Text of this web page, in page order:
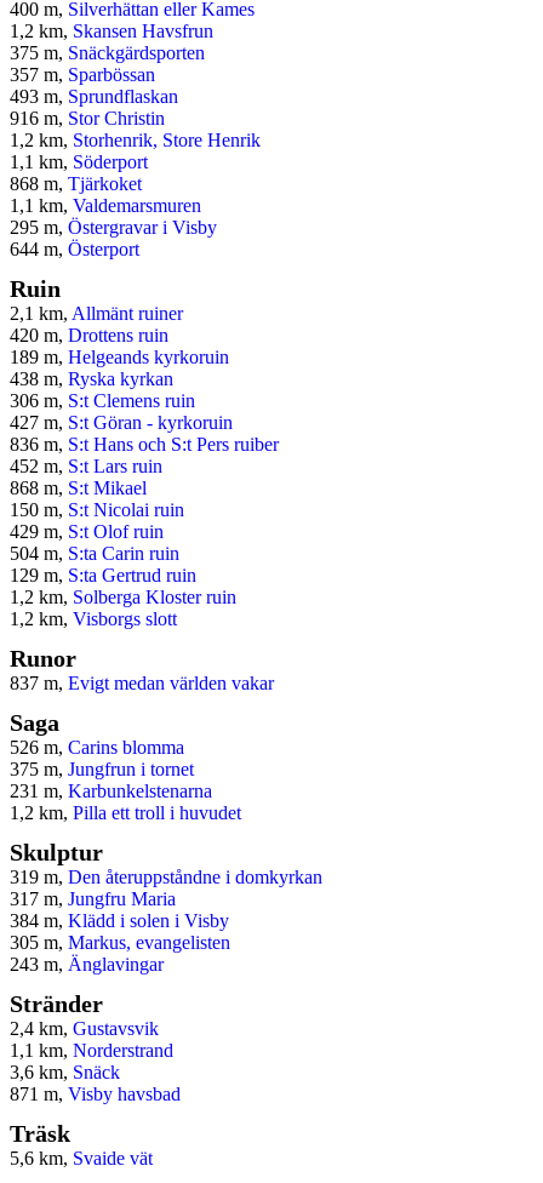
400 m, Silverhättan eller Kames
1,2 km, Skansen Havsfrun
375 m, Snäckgärdsporten
357 m, Sparbössan
493 m, Sprundflaskan
916 m, Stor Christin
1,2 km, Storhenrik, Store Henrik
1,1 km, Söderport
868 m, Tjärkoket
1,1 km, Valdemarsmuren
295 m, Östergravar i Visby
644 m, Österport
Ruin
2,1 km, Allmänt ruiner
420 m, Drottens ruin
189 m, Helgeands kyrkoruin
438 m, Ryska kyrkan
306 m, S:t Clemens ruin
427 m, S:t Göran - kyrkoruin
836 m, S:t Hans och S:t Pers ruiber
452 m, S:t Lars ruin
868 m, S:t Mikael
150 m, S:t Nicolai ruin
429 m, S:t Olof ruin
504 m, S:ta Carin ruin
129 m, S:ta Gertrud ruin
1,2 km, Solberga Kloster ruin
1,2 km, Visborgs slott
Runor
837 m, Evigt medan världen vakar
Saga
526 m, Carins blomma
375 m, Jungfrun i tornet
231 m, Karbunkelstenarna
1,2 km, Pilla ett troll i huvudet
Skulptur
319 m, Den återuppståndne i domkyrkan
317 m, Jungfru Maria
384 m, Klädd i solen i Visby
305 m, Markus, evangelisten
243 m, Änglavingar
Stränder
2,4 km, Gustavsvik
1,1 km, Norderstrand
3,6 km, Snäck
871 m, Visby havsbad
Träsk
5,6 km, Svaide vät